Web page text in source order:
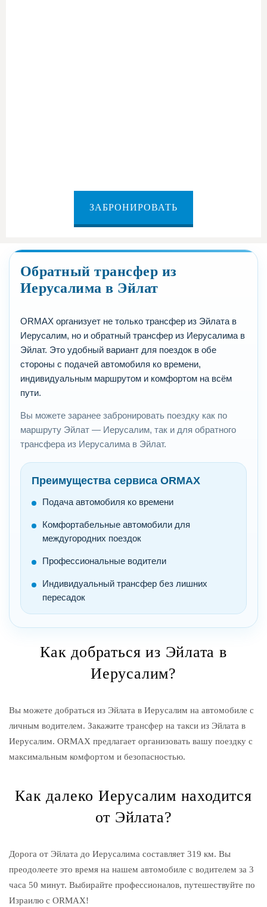
ЗАБРОНИРОВАТЬ
Обратный трансфер из
Иерусалима в Эйлат
ORMAX организует не только трансфер из Эйлата в
Иерусалим, но и обратный трансфер из Иерусалима в
Эйлат. Это удобный вариант для поездок в обе
стороны с подачей автомобиля ко времени,
индивидуальным маршрутом и комфортом на всём
пути.
Вы можете заранее забронировать поездку как по
маршруту Эйлат — Иерусалим, так и для обратного
трансфера из Иерусалима в Эйлат.
Преимущества сервиса ORMAX
Подача автомобиля ко времени
Комфортабельные автомобили для
междугородних поездок
Профессиональные водители
Индивидуальный трансфер без лишних
пересадок
Как добраться из Эйлата в
Иерусалим?
Вы можете добраться из Эйлата в Иерусалим на автомобиле с
личным водителем. Закажите трансфер на такси из Эйлата в
Иерусалим. ORMAX предлагает организовать вашу поездку с
максимальным комфортом и безопасностью.
Как далеко Иерусалим находится
от Эйлата?
Дорога от Эйлата до Иерусалима составляет 319 км. Вы
преодолеете это время на нашем автомобиле с водителем за 3
часа 50 минут. Выбирайте профессионалов, путешествуйте по
Израилю с ORMAX!